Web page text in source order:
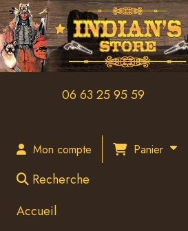
06 63 25 95 59
Mon compte Panier
Recherche
Accueil
Panneau de gestion des cookies